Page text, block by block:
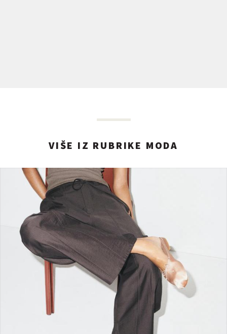
VIŠE IZ RUBRIKE MODA